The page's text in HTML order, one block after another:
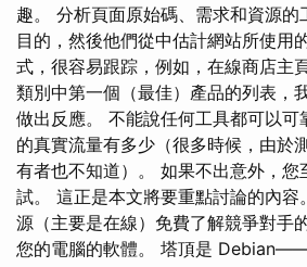
趣。 分析頁面原始碼、需求和資源的
目的，然後他們從中估計網站所使用
式，很容易跟踪，例如，在線商店主
類別中第一個（最佳）產品的列表，
做出反應。 不能說任何工具都可以可
的真實流量有多少（很多時候，由於
有者也不知道）。 如果不出意外，您
試。 這正是本文將要重點討論的內容
源（主要是在線）免費了解競爭對手
您的電腦的軟體。 塔頂是 Debian——